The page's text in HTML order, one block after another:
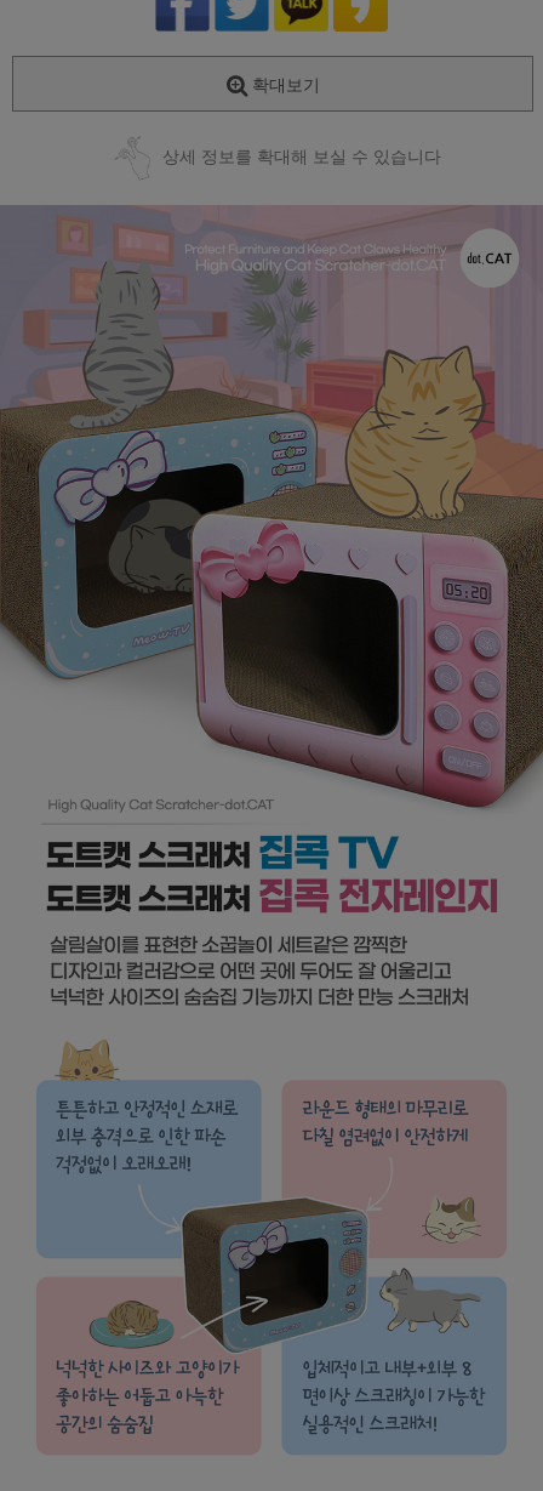
페이코 ID로
PAYCO 바로
확대보기
상세 정보를 확대해 보실 수 있습니다